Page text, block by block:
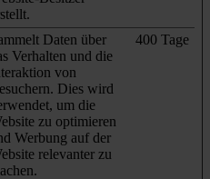
Daten über
Verhalten und die
von
Dies wird
um die
zu optimieren
Werbung auf der
relevanter zu
400 Tage